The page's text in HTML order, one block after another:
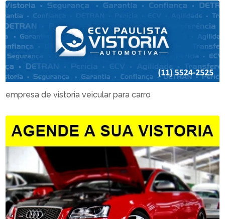
empresa de vistoria veicular para carro